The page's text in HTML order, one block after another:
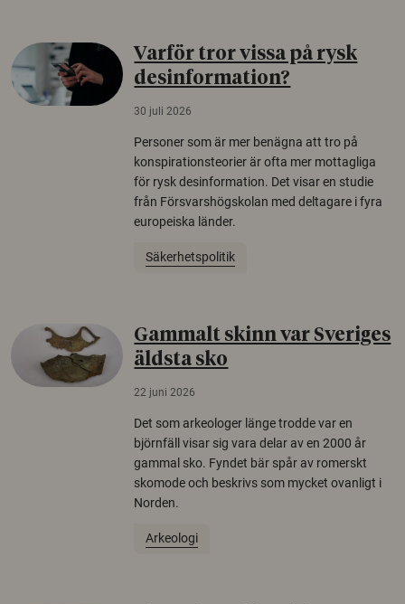
Varför tror vissa på rysk
desinformation?
30 juli 2026
Personer som är mer benägna att tro på
konspirationsteorier är ofta mer mottagliga
för rysk desinformation. Det visar en studie
från Försvarshögskolan med deltagare i fyra
europeiska länder.
Säkerhetspolitik
Gammalt skinn var Sveriges
äldsta sko
22 juni 2026
Det som arkeologer länge trodde var en
björnfäll visar sig vara delar av en 2000 år
gammal sko. Fyndet bär spår av romerskt
skomode och beskrivs som mycket ovanligt i
Norden.
Arkeologi